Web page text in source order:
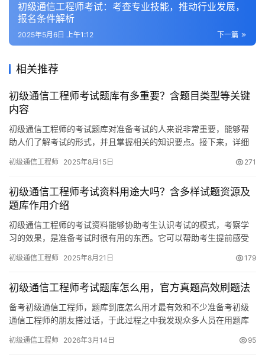
初级通信工程师考试：考查专业技能，推动行业发展，
报名条件解析
下一篇
2025年5月6日 上午1:12
相关推荐
初级通信工程师考试题库有多重要？含题目类型等关键
内容
初级通信工程师的考试题库对准备考试的人来说非常重要，能够帮
助人们了解考试的形式，并且掌握相关的知识要点。接下来，详细
初级通信工程师 2025年8月15日 271
初级通信工程师考试资料用途大吗？含多样试题资源及
题库作用介绍
初级通信工程师的考试资料能够协助考生认识考试的模式，考察学
习的效果，是准备考试时很有用的东西。它可以帮助考生提前感受
初级通信工程师 2025年8月21日 179
初级通信工程师考试题库怎么用，官方真题高效刷题法
备考初级通信工程师，题库到底怎么用才最有效和不少准备考初级
通信工程师的朋友搭过话，于此过程之中我发现众多人员在用题库
初级通信工程师 2026年3月14日 95